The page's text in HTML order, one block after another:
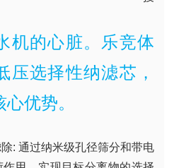
机的心脏。乐竞体
压选择性纳滤芯，
优势。
: 通过纳米级孔径筛分和带电